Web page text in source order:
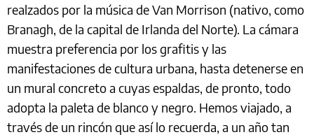
realzados por la música de Van Morrison (nativo, como
Branagh, de la capital de Irlanda del Norte). La cámara
muestra preferencia por los grafitis y las
manifestaciones de cultura urbana, hasta detenerse en
un mural concreto a cuyas espaldas, de pronto, todo
adopta la paleta de blanco y negro. Hemos viajado, a
través de un rincón que así lo recuerda, a un año tan